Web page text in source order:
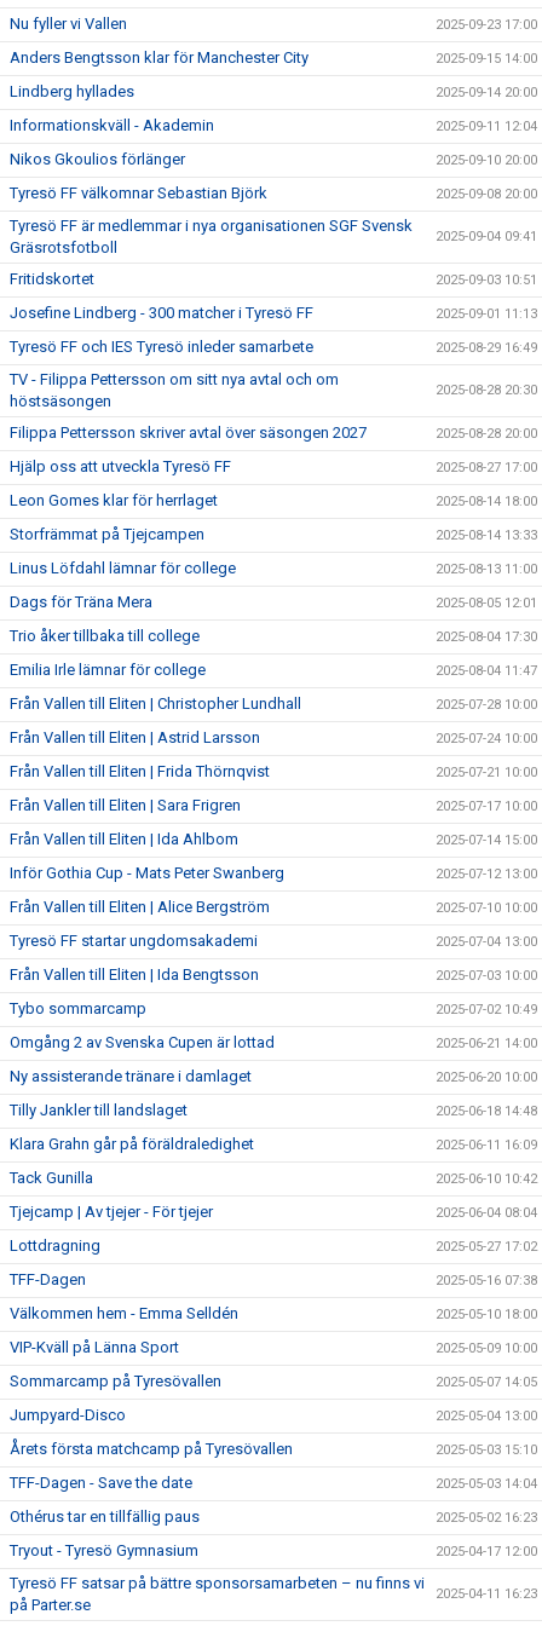
Nu fyller vi Vallen 2025-09-23 17:00
Anders Bengtsson klar för Manchester City 2025-09-15 14:00
Lindberg hyllades 2025-09-14 20:00
Informationskväll - Akademin 2025-09-11 12:04
Nikos Gkoulios förlänger 2025-09-10 20:00
Tyresö FF välkomnar Sebastian Björk 2025-09-08 20:00
Tyresö FF är medlemmar i nya organisationen SGF Svensk
Gräsrotsfotboll
2025-09-04 09:41
Fritidskortet 2025-09-03 10:51
Josefine Lindberg - 300 matcher i Tyresö FF 2025-09-01 11:13
Tyresö FF och IES Tyresö inleder samarbete 2025-08-29 16:49
TV - Filippa Pettersson om sitt nya avtal och om
höstsäsongen
2025-08-28 20:30
Filippa Pettersson skriver avtal över säsongen 2027 2025-08-28 20:00
Hjälp oss att utveckla Tyresö FF 2025-08-27 17:00
Leon Gomes klar för herrlaget 2025-08-14 18:00
Storfrämmat på Tjejcampen 2025-08-14 13:33
Linus Löfdahl lämnar för college 2025-08-13 11:00
Dags för Träna Mera 2025-08-05 12:01
Trio åker tillbaka till college 2025-08-04 17:30
Emilia Irle lämnar för college 2025-08-04 11:47
Från Vallen till Eliten | Christopher Lundhall 2025-07-28 10:00
Från Vallen till Eliten | Astrid Larsson 2025-07-24 10:00
Från Vallen till Eliten | Frida Thörnqvist 2025-07-21 10:00
Från Vallen till Eliten | Sara Frigren 2025-07-17 10:00
Från Vallen till Eliten | Ida Ahlbom 2025-07-14 15:00
Inför Gothia Cup - Mats Peter Swanberg 2025-07-12 13:00
Från Vallen till Eliten | Alice Bergström 2025-07-10 10:00
Tyresö FF startar ungdomsakademi 2025-07-04 13:00
Från Vallen till Eliten | Ida Bengtsson 2025-07-03 10:00
Tybo sommarcamp 2025-07-02 10:49
Omgång 2 av Svenska Cupen är lottad 2025-06-21 14:00
Ny assisterande tränare i damlaget 2025-06-20 10:00
Tilly Jankler till landslaget 2025-06-18 14:48
Klara Grahn går på föräldraledighet 2025-06-11 16:09
Tack Gunilla 2025-06-10 10:42
Tjejcamp | Av tjejer - För tjejer 2025-06-04 08:04
Lottdragning 2025-05-27 17:02
TFF-Dagen 2025-05-16 07:38
Välkommen hem - Emma Selldén 2025-05-10 18:00
VIP-Kväll på Länna Sport 2025-05-09 10:00
Sommarcamp på Tyresövallen 2025-05-07 14:05
Jumpyard-Disco 2025-05-04 13:00
Årets första matchcamp på Tyresövallen 2025-05-03 15:10
TFF-Dagen - Save the date 2025-05-03 14:04
Othérus tar en tillfällig paus 2025-05-02 16:23
Tryout - Tyresö Gymnasium 2025-04-17 12:00
Tyresö FF satsar på bättre sponsorsamarbeten – nu finns vi
på Parter.se
2025-04-11 16:23